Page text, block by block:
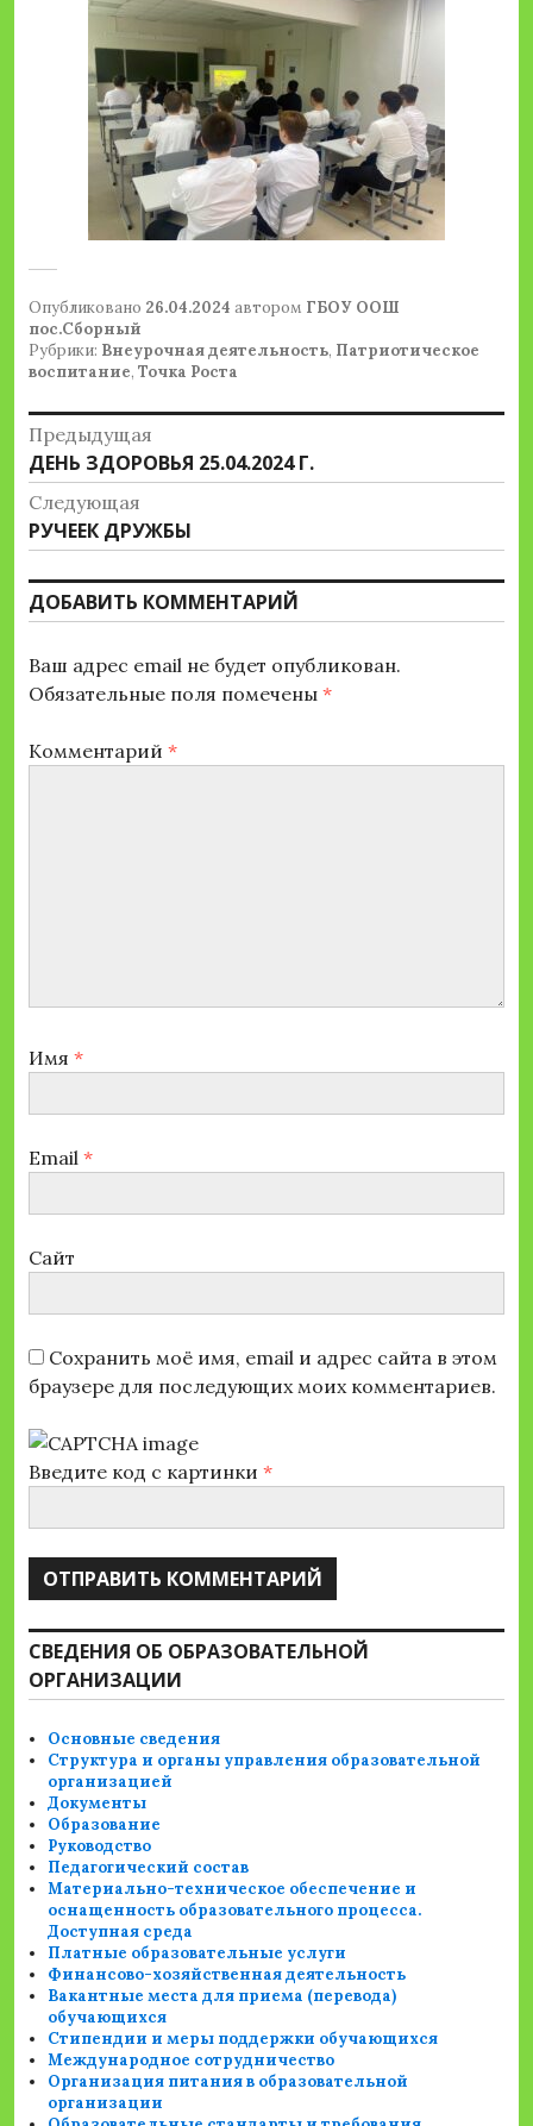
Опубликовано 26.04.2024 автором ГБОУ ООШ
пос.Сборный
Рубрики: Внеурочная деятельность, Патриотическое
воспитание, Точка Роста
Навигация
по
записям
Предыдущая
Предыдущая
запись:
ДЕНЬ ЗДОРОВЬЯ 25.04.2024 Г.
Следующая
Следующая
запись:
РУЧЕЕК ДРУЖБЫ
ДОБАВИТЬ КОММЕНТАРИЙ
Ваш адрес email не будет опубликован.
Обязательные поля помечены *
Комментарий *
Имя *
Email *
Сайт
Сохранить моё имя, email и адрес сайта в этом
браузере для последующих моих комментариев.
Введите код с картинки *
СВЕДЕНИЯ ОБ ОБРАЗОВАТЕЛЬНОЙ
ОРГАНИЗАЦИИ
Основные сведения
Структура и органы управления образовательной
организацией
Документы
Образование
Руководство
Педагогический состав
Материально-техническое обеспечение и
оснащенность образовательного процесса.
Доступная среда
Платные образовательные услуги
Финансово-хозяйственная деятельность
Вакантные места для приема (перевода)
обучающихся
Стипендии и меры поддержки обучающихся
Международное сотрудничество
Организация питания в образовательной
организации